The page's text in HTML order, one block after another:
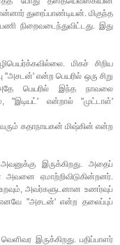
துரைப்பாண்டியன். மிகுந்த
நிறைவடைந்துவிட்டது. இது
மிகச் சிறிய
என்ற பெயரில் ஒரு சிறு
அதே பெயரில் இந்த நாவலை
"இடியட்' என்றால் "முட்டாள்'
கதாநாயகன் மிஷ்கின் என்ற
இருக்கிறது. அதைப்
ஏமாற்றிவிடுகின்றனர்.
அவர்களுடனான உணர்வுப்
எனவே "அசடன்' என்ற தலைப்புப்
இருக்கிறது. பதிப்பாளர்